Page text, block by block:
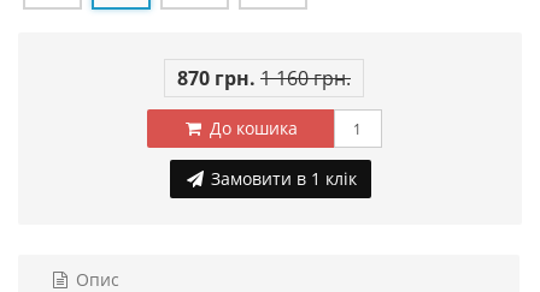
870 грн. 1 160 грн.
До кошика
Замовити в 1 клік
Опис